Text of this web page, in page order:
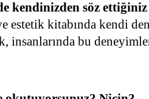
kendinizden söz
estetik kitabında kendi
insanlarında bu